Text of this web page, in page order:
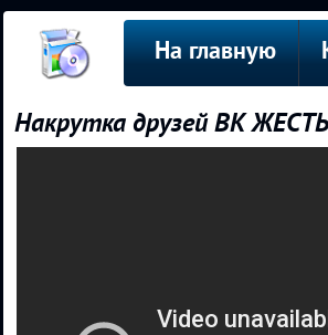
На главную
Накрутка друзей ВК